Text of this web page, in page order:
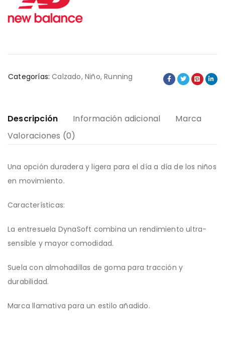
Categorías: Calzado,Niño,Running
Descripción Información adicional
Marca
Valoraciones (0)
Una opción duradera y ligera para el día a día de los niños
en movimiento.
Características:
La entresuela DynaSoft combina un rendimiento ultra-
sensible y mayor comodidad.
Suela con almohadillas de goma para tracción y
durabilidad.
Marca llamativa para un estilo añadido.